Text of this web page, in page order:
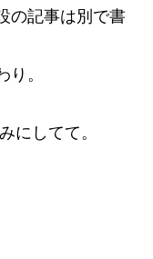
の記事は別で書
り。
にしてて。